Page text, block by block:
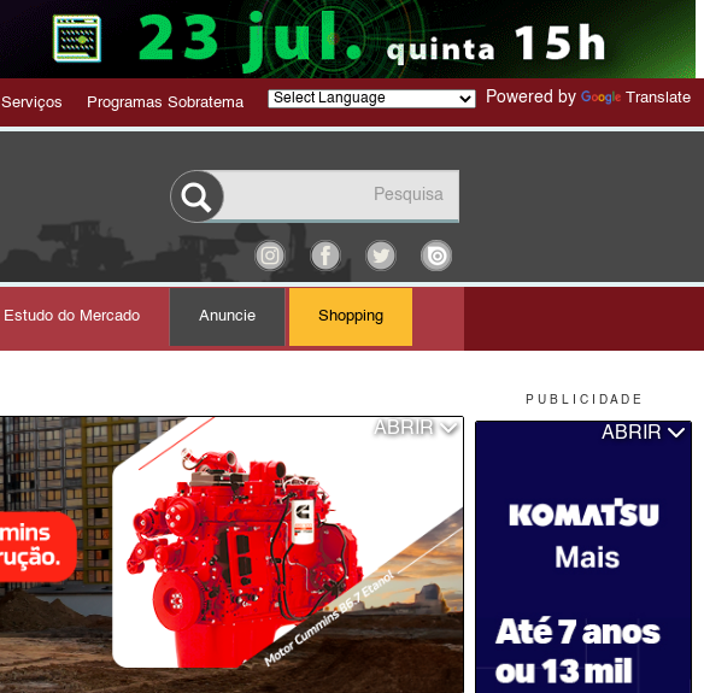
P U B L I C I D A D E
ABRIR
Serviços Programas Sobratema Powered by Translate
Estudo do Mercado Anuncie Shopping
ABRIR